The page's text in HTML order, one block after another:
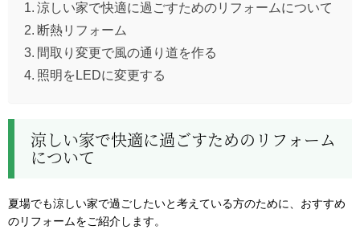
涼しい家で快適に過ごすためのリフォームについて
断熱リフォーム
間取り変更で風の通り道を作る
照明をLEDに変更する
涼しい家で快適に過ごすためのリフォーム
について
夏場でも涼しい家で過ごしたいと考えている方のために、おすすめ
のリフォームをご紹介します。